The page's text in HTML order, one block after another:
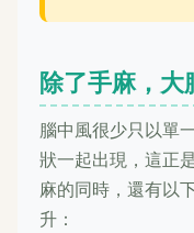
除了手麻，
腦中風很少只以單
狀一起出現，這正
麻的同時，還有以
升：